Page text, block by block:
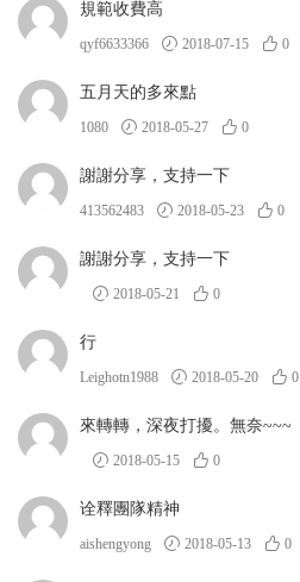
規範收費高
qyf6633366 2018-07-15 0
五月天的多來點
1080 2018-05-27 0
謝謝分享，支持一下
413562483 2018-05-23 0
謝謝分享，支持一下
2018-05-21 0
行
Leighotn1988 2018-05-20 0
來轉轉，深夜打擾。無奈~~~
2018-05-15 0
诠釋團隊精神
aishengyong 2018-05-13 0